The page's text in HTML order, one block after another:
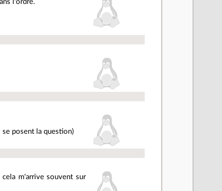
l'ordre.
posent la question)
m'arrive souvent sur